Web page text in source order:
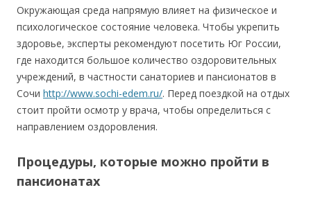
Окружающая среда напрямую влияет на физическое и
психологическое состояние человека. Чтобы укрепить
здоровье, эксперты рекомендуют посетить Юг России,
где находится большое количество оздоровительных
учреждений, в частности санаториев и пансионатов в
Сочи http://www.sochi-edem.ru/. Перед поездкой на отдых
стоит пройти осмотр у врача, чтобы определиться с
направлением оздоровления.
Процедуры, которые можно пройти в
пансионатах